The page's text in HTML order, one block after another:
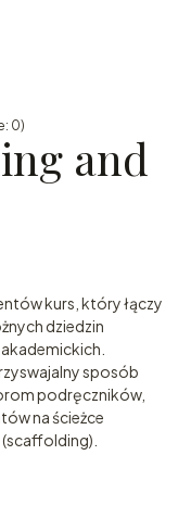
0)
and
kurs, który łączy
dziedzin
sposób
podręczników,
na ścieżce